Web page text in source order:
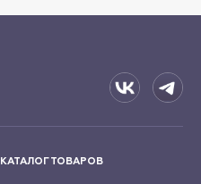
КАТАЛОГ ТОВАРОВ